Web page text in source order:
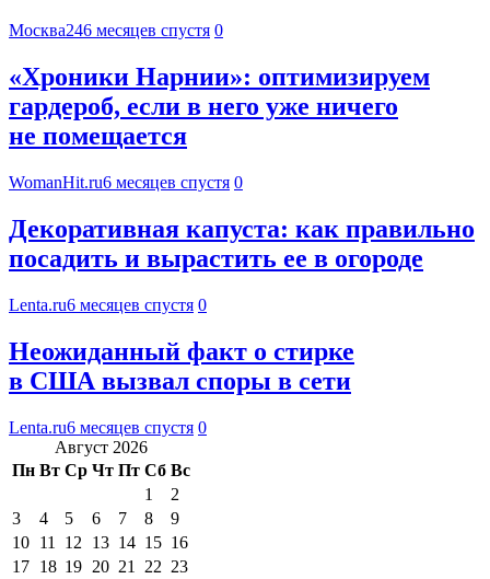
Москва246 месяцев спустя 0
«Хроники Нарнии»: оптимизируем
гардероб, если в него уже ничего
не помещается
WomanHit.ru6 месяцев спустя 0
Декоративная капуста: как правильно
посадить и вырастить ее в огороде
Lenta.ru6 месяцев спустя 0
Неожиданный факт о стирке
в США вызвал споры в сети
Lenta.ru6 месяцев спустя 0
Август 2026
Пн Вт Ср Чт Пт Сб Вс
1
2
3
4 5 6 7 8
9
10 11 12 13 14 15 16
17 18 19 20 21 22 23